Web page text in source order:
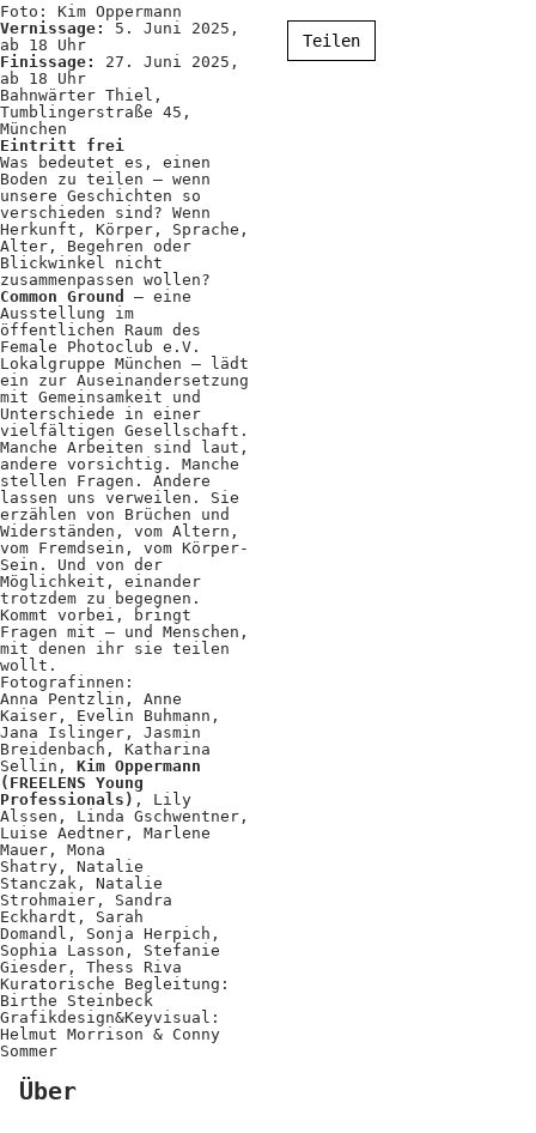
Positionen
Verband
Fotograf*innen
Regionalgruppen
Projekte und Publikationen
Foundation
Services für
Fotograf*innen
Mitglied werden
Presseausweis
Mein FREELENS
Kooperationen
Wissen A-Z
Login
Foto: Kim Oppermann
Vernissage:
5. Juni 2025,
ab 18 Uhr
Finissage:
27. Juni 2025,
ab 18 Uhr
Bahnwärter Thiel,
Tumblingerstraße 45,
München
Eintritt frei
Was bedeutet es, einen
Boden zu teilen – wenn
unsere Geschichten so
verschieden sind? Wenn
Herkunft, Körper, Sprache,
Alter, Begehren oder
Blickwinkel nicht
zusammenpassen wollen?
Common Ground
– eine
Ausstellung im
öffentlichen Raum des
Female Photoclub e.V.
Lokalgruppe München – lädt
ein zur Auseinandersetzung
mit Gemeinsamkeit und
Unterschiede in einer
vielfältigen Gesellschaft.
Manche Arbeiten sind laut,
andere vorsichtig. Manche
stellen Fragen. Andere
lassen uns verweilen. Sie
erzählen von Brüchen und
Widerständen, vom Altern,
vom Fremdsein, vom Körper-
Sein. Und von der
Möglichkeit, einander
trotzdem zu begegnen.
Kommt vorbei, bringt
Fragen mit – und Menschen,
mit denen ihr sie teilen
wollt.
Fotografinnen:
Anna Pentzlin, Anne
Kaiser, Evelin Buhmann,
Jana Islinger, Jasmin
Breidenbach, Katharina
Sellin, Kim Oppermann
(FREELENS Young
Professionals) , Lily
Alssen, Linda Gschwentner,
Luise Aedtner, Marlene
Mauer, Mona
Shatry, Natalie
Stanczak, Natalie
Strohmaier, Sandra
Eckhardt, Sarah
Domandl, Sonja Herpich,
Sophia Lasson, Stefanie
Giesder, Thess Riva
Kuratorische Begleitung:
Birthe Steinbeck
Grafikdesign&Keyvisual:
Helmut Morrison & Conny
Sommer
Teilen
Über